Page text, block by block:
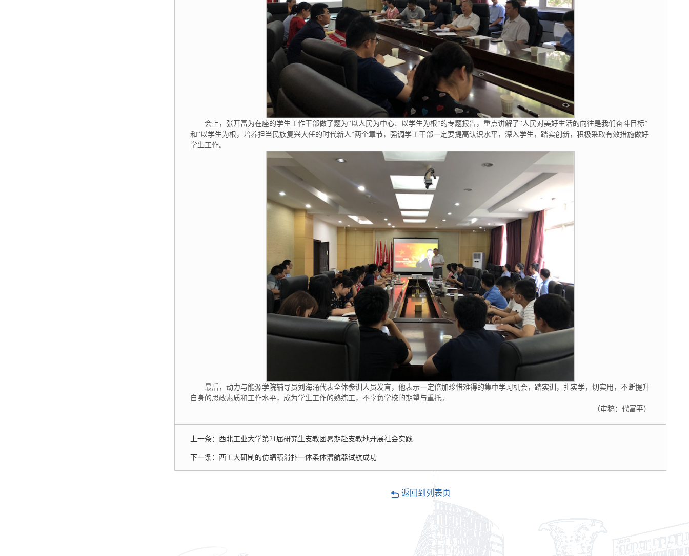
会上，张开富为在座的学生工作干部做了题为“以人民为中心、以学生为根”的专题报告，重点讲解了“人民对美好生活的向往是我们奋斗目标”
和“以学生为根，培养担当民族复兴大任的时代新人”两个章节，强调学工干部一定要提高认识水平，深入学生，踏实创新，积极采取有效措施做好
学生工作。
最后，动力与能源学院辅导员刘海涌代表全体参训人员发言，他表示一定倍加珍惜难得的集中学习机会，踏实训，扎实学，切实用，不断提升
自身的思政素质和工作水平，成为学生工作的熟练工，不辜负学校的期望与重托。
（审稿：代富平）
上一条： 西北工业大学第21届研究生支教团暑期赴支教地开展社会实践
下一条： 西工大研制的仿蝠鲼滑扑一体柔体潜航器试航成功
返回到列表页